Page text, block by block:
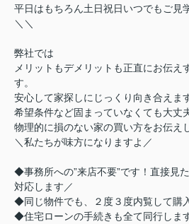
平日はもちろん土日祝日いつでもご見
＼＼
弊社では
メリットもデメリットも正直にお伝え
す。
安心して家探しにじっくり向き合えま
希望条件など固まっていなくても大丈
物理的に損のない家の買い方をお伝え
＼私たちが味方になりますよ／
◆事務所への”来店不要”です！直接見
対応します／
◆同じ物件でも、２度３度内覧して購
◆住宅ローンの手続きも全て同行しま